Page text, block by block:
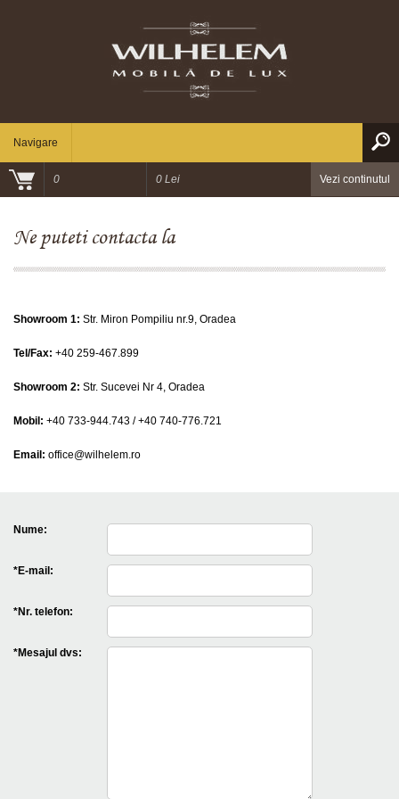
Navigare
0 0 Lei Vezi continutul
Ne puteti contacta la
Showroom 1: Str. Miron Pompiliu nr.9, Oradea
Tel/Fax: +40 259-467.899
Showroom 2: Str. Sucevei Nr 4, Oradea
Mobil: +40 733-944.743 / +40 740-776.721
Email: office@wilhelem.ro
Nume:
*E-mail:
*Nr. telefon:
*Mesajul dvs: